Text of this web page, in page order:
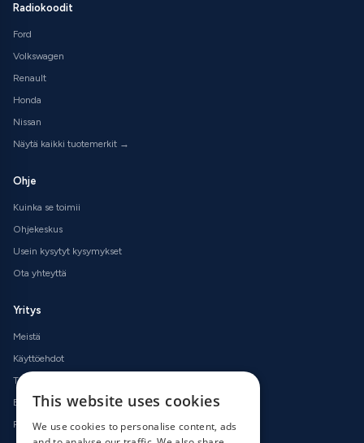
Radiokoodit
Ford
Volkswagen
Renault
Honda
Nissan
Näytä kaikki tuotemerkit →
Ohje
Kuinka se toimii
Ohjekeskus
Usein kysytyt kysymykset
Ota yhteyttä
Yritys
Meistä
Käyttöehdot
Tietosuojakäytäntö
Evästekäytäntö
Palautuskäytäntö
This website uses cookies
We use cookies to personalise content, ads